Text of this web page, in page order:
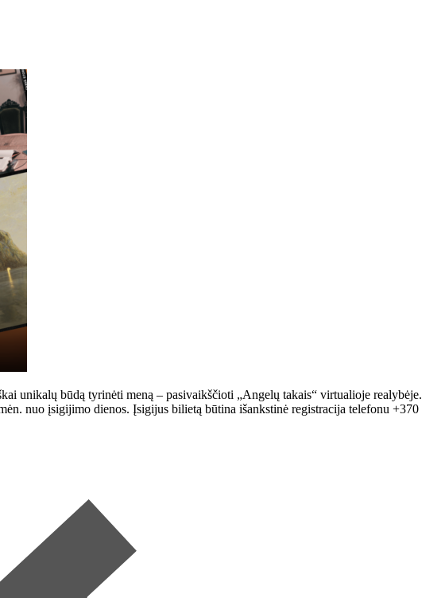
būdą tyrinėti meną – pasivaikščioti „Angelų takais“ virtualioje realybėje.
nuo įsigijimo dienos. Įsigijus bilietą būtina išankstinė registracija telefonu +370